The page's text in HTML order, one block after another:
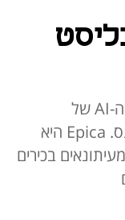
הקמפיין, "Prompt the Conference Ad", קידם את כנס ה-AI של
כלכליסט, והוא הציע לגולשים ליצור בעצמם את מודעת הכנס. Epica היא
בכירים